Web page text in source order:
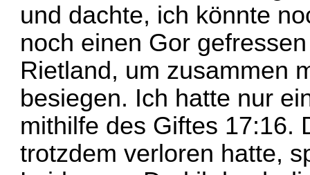
und dachte, ich könnte
noch einen Gor
Rietland, um zusammen
besiegen. Ich hatte nur
mithilfe des Giftes 17:16.
trotzdem verloren hatte,